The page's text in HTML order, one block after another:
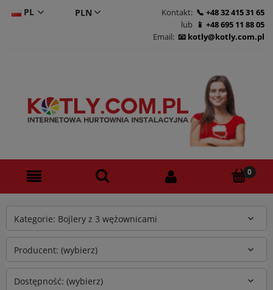
PL Kontakt:
+48 32 415 31 65
lub
+48 695 11 88 05
Email:
kotly@kotly.com.pl
Kategorie: Bojlery z 3 wężownicami
Producent: (wybierz)
Dostępność: (wybierz)